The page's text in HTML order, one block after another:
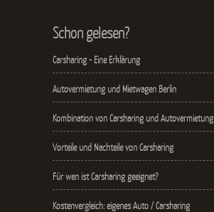
Schon gelesen?
Carsharing - Eine Erklärung
Autovermietung und Mietwagen Berlin
Kombination von Carsharing und Autovermietung
Vorteile und Nachteile von Carsharing
Für wen ist Carsharing geeignet?
Kostenvergleich: eigenes Auto / Carsharing